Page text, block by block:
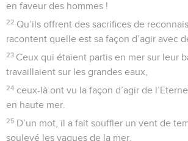
en faveur des hommes !
22 Qu’ils offrent des sacrifices de
racontent quelle est sa façon d’agir avec
23 Ceux qui étaient partis en mer sur leur
travaillaient sur les grandes eaux,
24 ceux-là ont vu la façon d’agir de
en haute mer.
25 D’un mot, il a fait souffler un vent de
soulevé les vagues de la mer.